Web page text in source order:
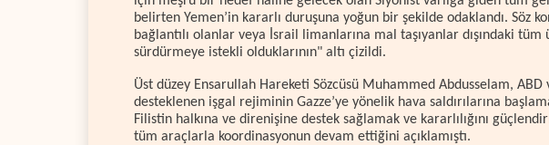
belirten Yemen’in kararlı duruşuna yoğun bir şekilde odaklandı. Söz
bağlantılı olanlar veya İsrail limanlarına mal taşıyanlar dışındaki
sürdürmeye istekli olduklarının" altı çizildi.
Üst düzey Ensarullah Hareketi Sözcüsü Muhammed Abdusselam, ABD
desteklenen işgal rejiminin Gazze’ye yönelik hava saldırılarına
Filistin halkına ve direnişine destek sağlamak ve kararlılığını
tüm araçlarla koordinasyonun devam ettiğini açıklamıştı.